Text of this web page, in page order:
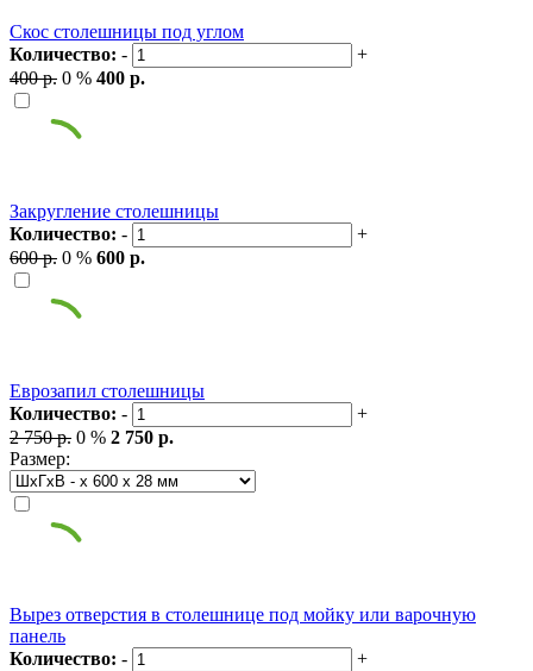
Скос столешницы под углом
Количество: -
+
400 р. 0 % 400 р.
Закругление столешницы
Количество: -
+
600 р. 0 % 600 р.
Еврозапил столешницы
Количество: -
+
2 750 р. 0 % 2 750 р.
Размер:
Вырез отверстия в столешнице под мойку или варочную
панель
Количество: -
+